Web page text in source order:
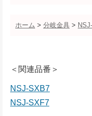
ホーム > 分岐金具 >
＜関連品番＞
NSJ-SXB7
NSJ-SXF7